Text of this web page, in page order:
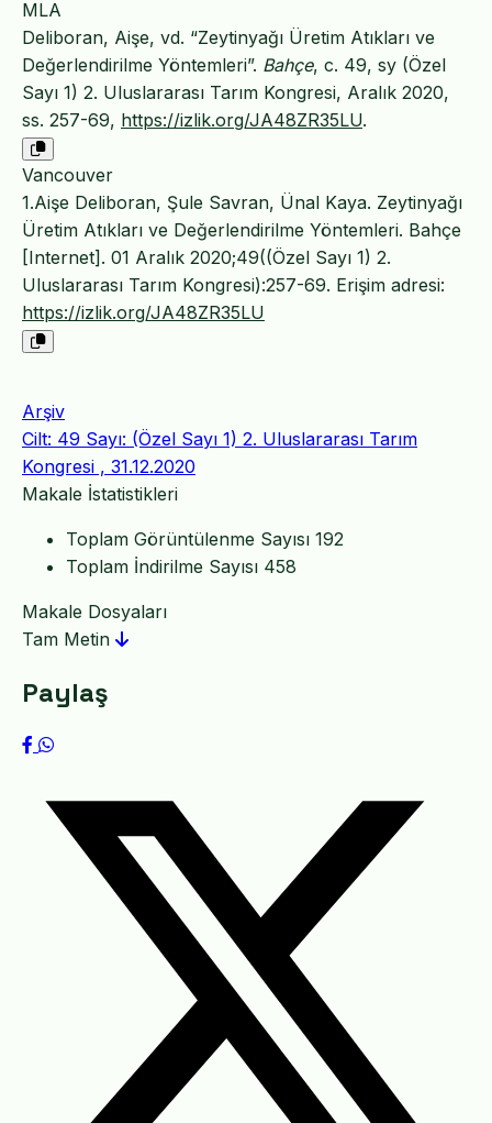
MLA
Deliboran, Aişe, vd. “Zeytinyağı Üretim Atıkları ve
Değerlendirilme Yöntemleri”. Bahçe, c. 49, sy (Özel
Sayı 1) 2. Uluslararası Tarım Kongresi, Aralık 2020,
ss. 257-69, https://izlik.org/JA48ZR35LU.
Vancouver
1.Aişe Deliboran, Şule Savran, Ünal Kaya. Zeytinyağı
Üretim Atıkları ve Değerlendirilme Yöntemleri. Bahçe
[Internet]. 01 Aralık 2020;49((Özel Sayı 1) 2.
Uluslararası Tarım Kongresi):257-69. Erişim adresi:
https://izlik.org/JA48ZR35LU
Arşiv
Cilt: 49 Sayı: (Özel Sayı 1) 2. Uluslararası Tarım
Kongresi , 31.12.2020
Makale İstatistikleri
Toplam Görüntülenme Sayısı 192
Toplam İndirilme Sayısı 458
Makale Dosyaları
Tam Metin
Paylaş